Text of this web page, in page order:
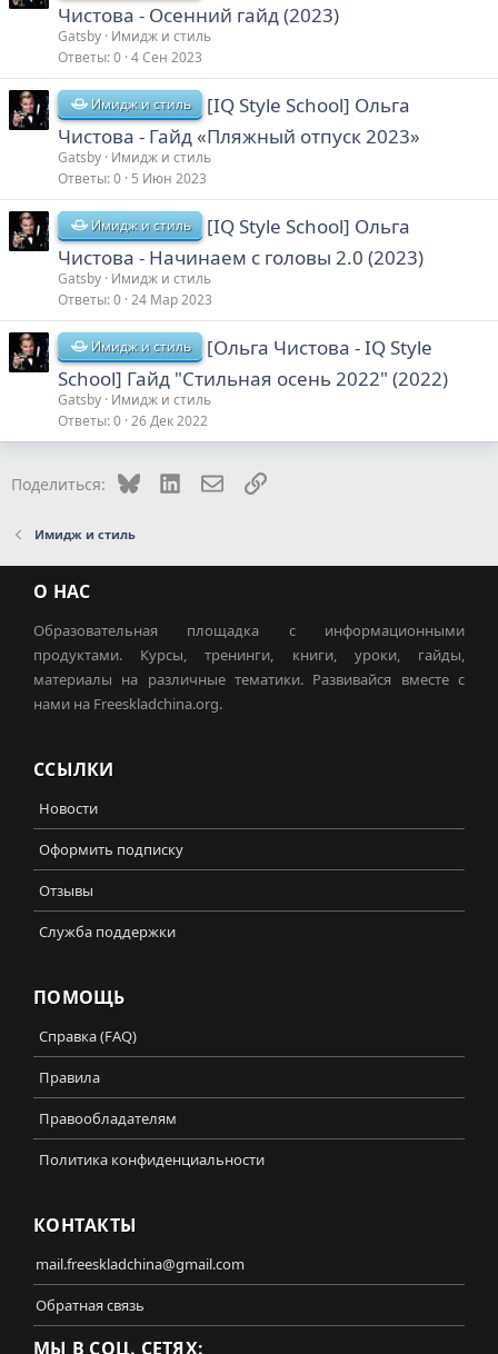
Чистова - Осенний гайд (2023)
Gatsby Имидж и стиль
Ответы 0 4 Сен 2023
Имидж и стиль
[IQ Style School] Ольга
Чистова - Гайд «Пляжный отпуск 2023»
Gatsby Имидж и стиль
Ответы 0 5 Июн 2023
Имидж и стиль
[IQ Style School] Ольга
Чистова - Начинаем с головы 2.0 (2023)
Gatsby Имидж и стиль
Ответы 0 24 Мар 2023
Имидж и стиль
[Ольга Чистова - IQ Style
School] Гайд "Стильная осень 2022" (2022)
Gatsby Имидж и стиль
Ответы 0 26 Дек 2022
Поделиться: Bluesky LinkedInЭлектронная почта
Ссылка
Имидж и стиль
О НАС
Образовательная площадка с информационными
продуктами. Курсы, тренинги, книги, уроки, гайды,
материалы на различные тематики. Развивайся вместе с
нами на Freeskladchina.org.
ССЫЛКИ
Новости
Оформить подписку
Отзывы
Служба поддержки
ПОМОЩЬ
Справка (FAQ)
Правила
Правообладателям
Политика конфиденциальности
КОНТАКТЫ
mail.freeskladchina@gmail.com
Обратная связь
МЫ В СОЦ. СЕТЯХ: